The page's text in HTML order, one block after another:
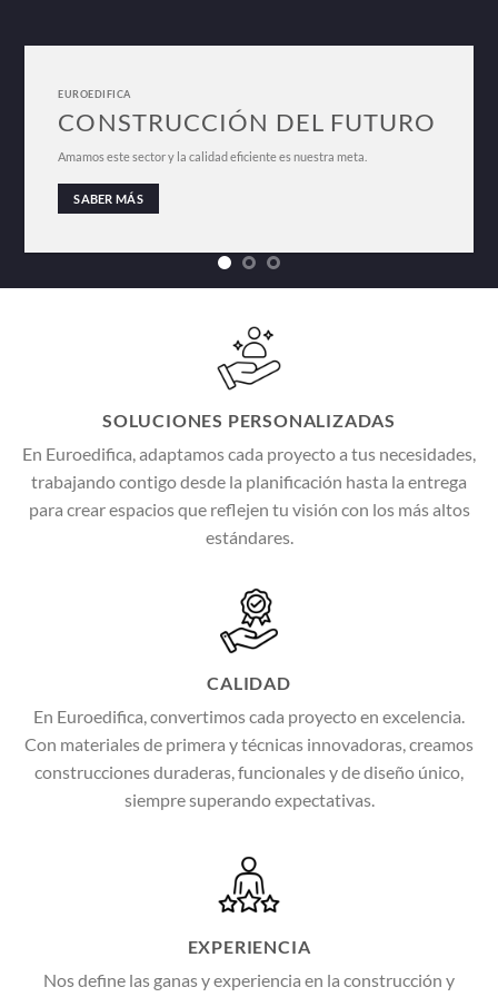
EUROEDIFICA
CONSTRUCCIÓN DEL FUTURO
Amamos este sector y la calidad eficiente es nuestra meta.
SABER MÁS
SOLUCIONES PERSONALIZADAS
En Euroedifica, adaptamos cada proyecto a tus necesidades,
trabajando contigo desde la planificación hasta la entrega
para crear espacios que reflejen tu visión con los más altos
estándares.
CALIDAD
En Euroedifica, convertimos cada proyecto en excelencia.
Con materiales de primera y técnicas innovadoras, creamos
construcciones duraderas, funcionales y de diseño único,
siempre superando expectativas.
EXPERIENCIA
Nos define las ganas y experiencia en la construcción y